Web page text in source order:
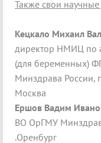
Также свои
Кецкало Михаил
директор НМИЦ по
(для беременных)
Минздрава России,
Москва
Ершов Вадим
ВО ОрГМУ
.Оренбург